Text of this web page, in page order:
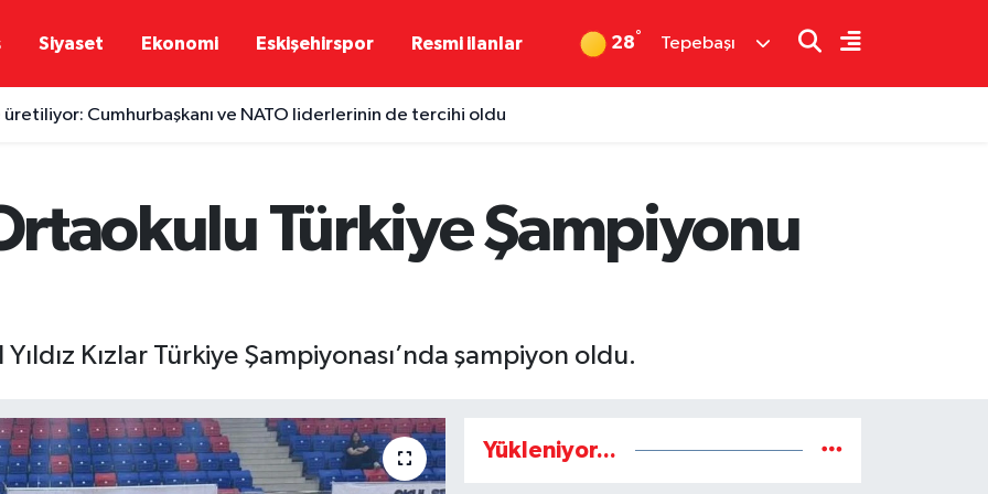
Siyaset Ekonomi Eskişehirspor Resmi ilanlar 28° Tepebaşı
üretiliyor: Cumhurbaşkanı ve NATO liderlerinin de tercihi oldu
Türkiye Şampiyonu
Kızlar Türkiye Şampiyonası’nda şampiyon oldu.
Yükleniyor...